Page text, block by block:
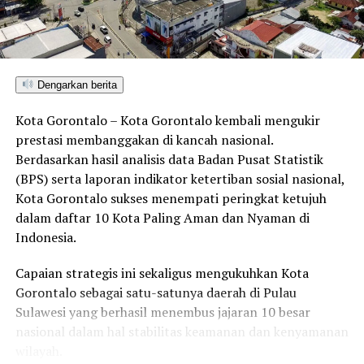
menurun, dedikasi serta kontribusinya terhadap
pelayanan publik tetap diakui dan dihargai oleh rekan-
rekan kerja serta pimpinan daerah.
“Beliau cukup lama berjuang melawan sakit, dan pihak
memberikan pengobatan terbaik. Namun, Allah SWT
lebih menyayangi beliau, sehingga pada akhirnya beliau
harus meninggalkan kita semua. Hari ini, kita bersama-
sama mengantarkan almarhumah ke tempat
peristirahatan terakhirnya,” tambahnya.
Di akhir sambutannya, Wakil Bupati Suharsi Igirisa
almarhumah Nurmila Atjil agar mendapatkan tempat
terbaik di sisi Allah SWT.
“Semoga segala salah dan khilaf beliau diampuni, amal
Dengarkan berita
Kota Gorontalo – Kota Gorontalo kembali mengukir
prestasi membanggakan di kancah nasional.
Berdasarkan hasil analisis data Badan Pusat Statistik
(BPS) serta laporan indikator ketertiban sosial nasional,
Kota Gorontalo sukses menempati peringkat ketujuh
dalam daftar 10 Kota Paling Aman dan Nyaman di
Indonesia.
Capaian strategis ini sekaligus mengukuhkan Kota
Gorontalo sebagai satu-satunya daerah di Pulau
Sulawesi yang berhasil menembus jajaran 10 besar
nasional dalam hal stabilitas keamanan dan kenyamanan